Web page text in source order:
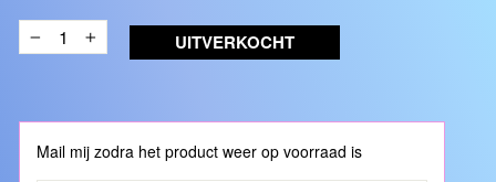
− + UITVERKOCHT
Mail mij zodra het product weer op voorraad is